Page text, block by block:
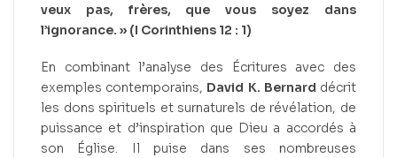
veux pas, frères, que vous soyez dans
l’ignorance. » (I Corinthiens 12 : 1)
En combinant l’analyse des Écritures avec des
exemples contemporains, David K. Bernard décrit
les dons spirituels et surnaturels de révélation, de
puissance et d’inspiration que Dieu a accordés à
son Église. Il puise dans ses nombreuses